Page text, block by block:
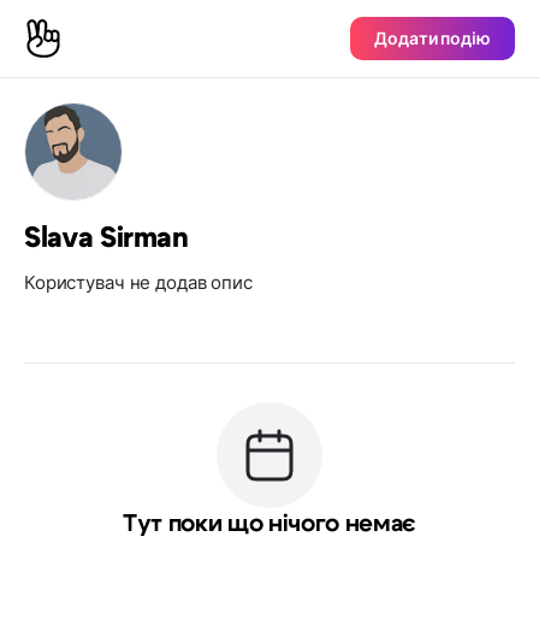
Додати подію
Slava Sirman
Користувач не додав опис
Тут поки що нічого немає